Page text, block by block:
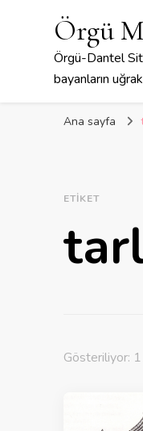
Örgü
Örgü-Dantel
bayanların
Ana sayfa
ETIKET
Gösteriliyor: